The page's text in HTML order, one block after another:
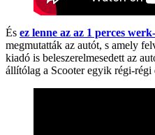
És ez lenne az az 1 perces
megmutatták az autót, s amely
kiadó is beleszerelmesedett az
állítólag a Scooter egyik régi-régi